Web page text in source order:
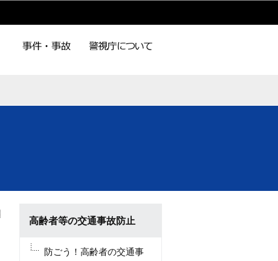
高齢者等の交通事故防止
防ごう！高齢者の交通事